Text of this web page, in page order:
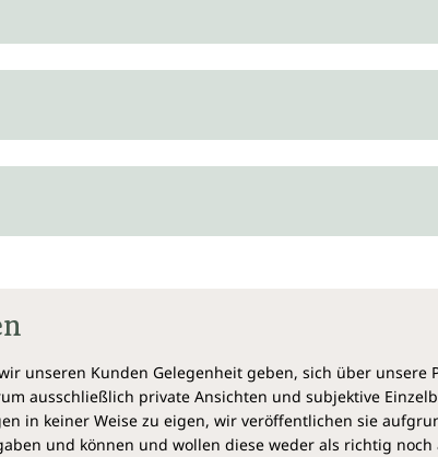
unseren Kunden Gelegenheit geben, sich über unsere
ausschließlich private Ansichten und subjektive
in keiner Weise zu eigen, wir veröffentlichen sie
und können und wollen diese weder als richtig